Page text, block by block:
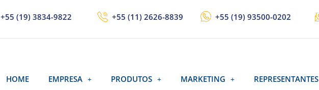
+55 (19) 3834-9822 +55 (11) 2626-8839 +55 (19) 93500-0202
HOME EMPRESA PRODUTOS MARKETING REPRESENTANTES